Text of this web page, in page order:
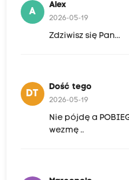
A
Alex
2026-05-19
Zdziwisz się Pan...
DT
Dość tego
2026-05-19
Nie pójdę a
wezmę ..